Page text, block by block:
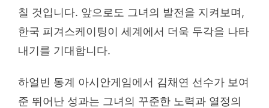
칠 것입니다. 앞으로도 그녀의 발전을 지켜보며,
한국 피겨스케이팅이 세계에서 더욱 두각을 나타
내기를 기대합니다.
하얼빈 동계 아시안게임에서 김채연 선수가 보여
준 뛰어난 성과는 그녀의 꾸준한 노력과 열정의